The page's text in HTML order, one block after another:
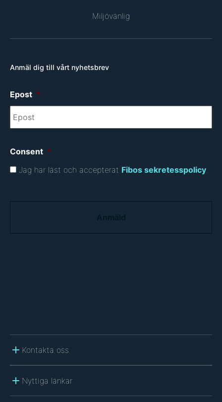
Miljövänlig
Anmäl dig till vårt nyhetsbrev
Epost *
Consent *
Jag har läst och accepterat Fibos sekretesspolicy
Kontakta oss
Nyttiga länkar